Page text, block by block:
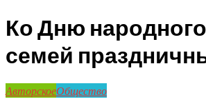
Ко Дню
семей
АвторскоеОбщество